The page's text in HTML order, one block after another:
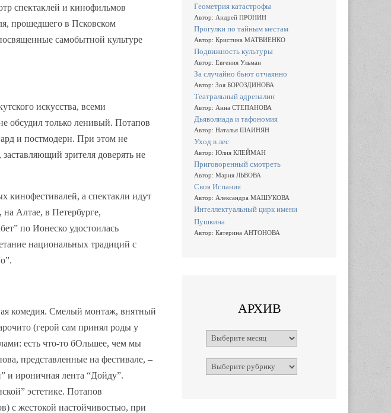
спектаклей и кинофильмов
прошедшего в Псковском
самобытной культуре
искусства, всеми
обсудил только ленивый. Потапов
и постмодерн. При этом не
зрителя доверять не
кинофестивалей, а спектакли идут
Алтае, в Петербурге,
по Ионеско удостоилась
национальных традиций с
комедия. Смелый монтаж, внятный
(герой сам принял роды у
есть что-то бОльшее, чем мы
представленные на фестивале, –
и ироничная лента “Дойду”.
эстетике. Потапов
с жестокой настойчивостью, при
Геометрия катастрофы
Автор: Андрей ПРОНИН
Прогулки по тайным местам
Автор: Кристина МАТВИЕНКО
Подвижность культуры
Автор: Евгения Ульман
За случайно бьют отчаянно
Автор: Зоя БОРОЗДИНОВА
Театральный адреналин
Автор: Анна СТЕПАНОВА
Дьяволиада и тафономия
Автор: Наталья ШАИНЯН
Уход в лес
Автор: Юлия КЛЕЙМАН
Приговоренный смотреть
Автор: Мария ЛЬВОВА
Своя Испания
Автор: Александра МАШУКОВА
Интеллектуальный цирк имени
Пушкина
Автор: Катерина АНТОНОВА
АРХИВ
Архивы
Рубрики